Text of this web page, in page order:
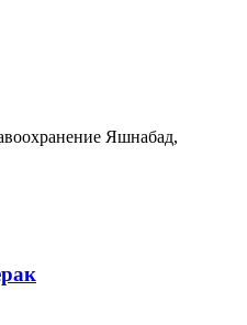
Яшнабад,